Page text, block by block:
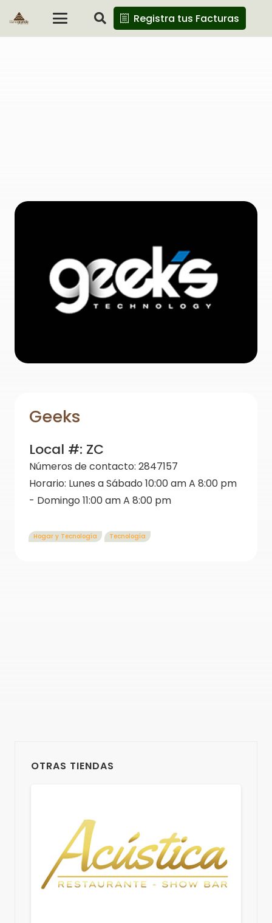
Registra tus Facturas
Geeks
Local #: ZC
Números de contacto: 2847157
Horario: Lunes a Sábado 10:00 am A 8:00 pm
- Domingo 11:00 am A 8:00 pm
Hogar y Tecnología Tecnología
OTRAS TIENDAS